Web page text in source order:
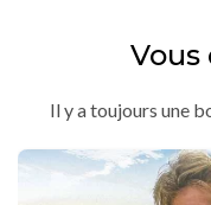
Il y a toujours une